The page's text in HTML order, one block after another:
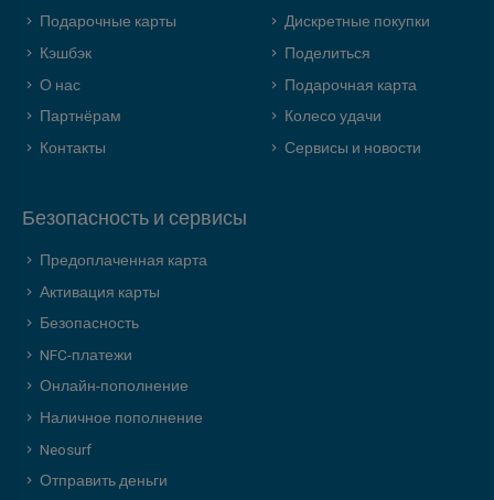
Подарочные карты
Кэшбэк
О нас
Партнёрам
Контакты
Дискретные покупки
Поделиться
Подарочная карта
Колесо удачи
Сервисы и новости
Безопасность и сервисы
Предоплаченная карта
Активация карты
Безопасность
NFC-платежи
Онлайн-пополнение
Наличное пополнение
Neosurf
Отправить деньги